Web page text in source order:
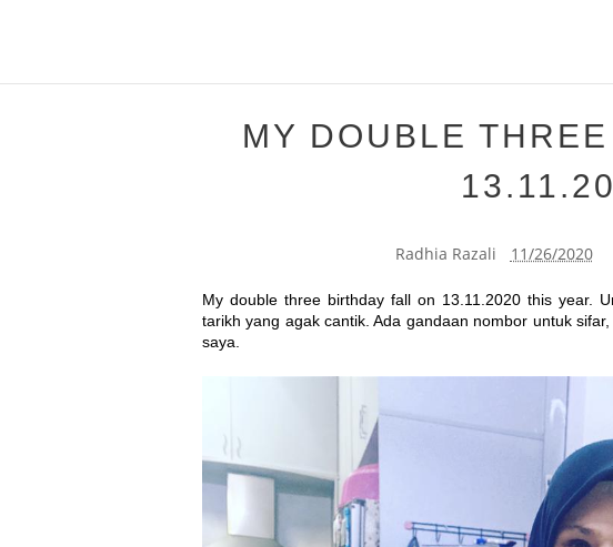
MY DOUBLE
Radhia Razali 11/26/2020
My double three birthday fall on 13.11.2020 this year.
tarikh yang agak cantik. Ada gandaan nombor untuk
saya.